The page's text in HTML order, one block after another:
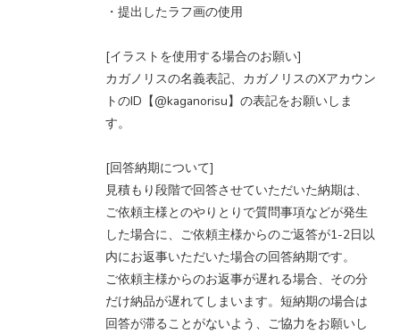
・提出したラフ画の使用
[イラストを使用する場合のお願い]
カガノリスの名義表記、カガノリスのXアカウン
トのID【@kaganorisu】の表記をお願いしま
す。
[回答納期について]
見積もり段階で回答させていただいた納期は、
ご依頼主様とのやりとりで質問事項などが発生
した場合に、ご依頼主様からのご返答が1-2日以
内にお返事いただいた場合の回答納期です。
ご依頼主様からのお返事が遅れる場合、その分
だけ納品が遅れてしまいます。短納期の場合は
回答が滞ることがないよう、ご協力をお願いし